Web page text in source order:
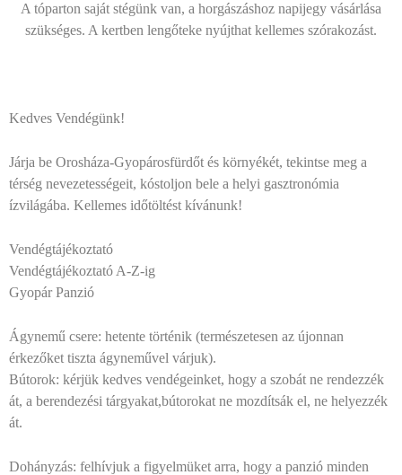
A tóparton saját stégünk van, a horgászáshoz napijegy vásárlása
szükséges. A kertben lengőteke nyújthat kellemes szórakozást.
Kedves Vendégünk!
Járja be Orosháza-Gyopárosfürdőt és környékét, tekintse meg a
térség nevezetességeit, kóstoljon bele a helyi gasztronómia
ízvilágába. Kellemes időtöltést kívánunk!
Vendégtájékoztató
Vendégtájékoztató A-Z-ig
Gyopár Panzió
Ágynemű csere: hetente történik (természetesen az újonnan
érkezőket tiszta ágyneművel várjuk).
Bútorok: kérjük kedves vendégeinket, hogy a szobát ne rendezzék
át, a berendezési tárgyakat,bútorokat ne mozdítsák el, ne helyezzék
át.
Dohányzás: felhívjuk a figyelmüket arra, hogy a panzió minden